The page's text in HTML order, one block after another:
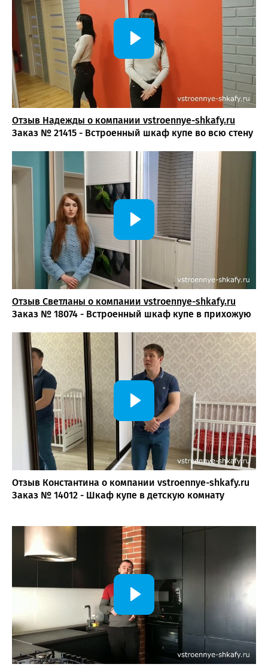
организованным, позволяет рационально использовать
пространство и создает комфортные условия для отдыха
и повседневного использования комнаты.
Отзыв Надежды о компании vstroennye-shkafy.ru
Заказ № 21415 - Встроенный шкаф купе во всю стену
Отзыв Светланы о компании vstroennye-shkafy.ru
Заказ № 18074 - Встроенный шкаф купе в прихожую
Отзыв Константина о компании vstroennye-shkafy.ru
Заказ № 14012 - Шкаф купе в детскую комнату